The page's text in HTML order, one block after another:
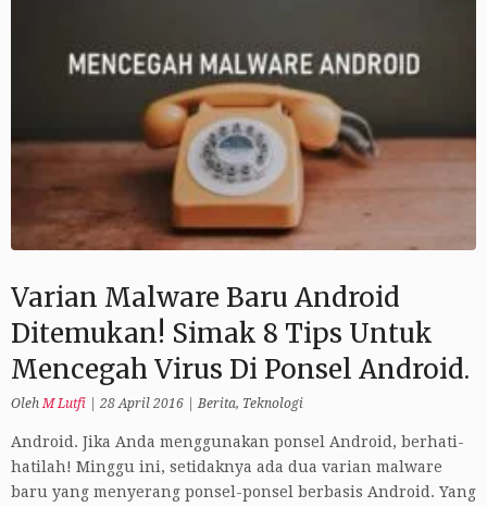
Varian Malware Baru Android
Ditemukan! Simak 8 Tips Untuk
Mencegah Virus Di Ponsel Android.
OlehM Lutfi 28 April 2016 |Berita, Teknologi
Android. Jika Anda menggunakan ponsel Android, berhati-
hatilah! Minggu ini, setidaknya ada dua varian malware
baru yang menyerang ponsel-ponsel berbasis Android. Yang